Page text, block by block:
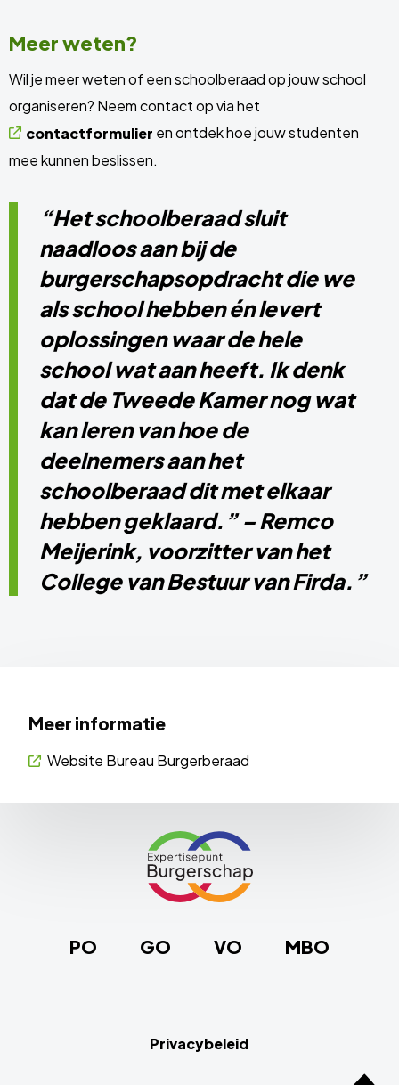
Meer weten?
Wil je meer weten of een schoolberaad op jouw school
organiseren? Neem contact op via het
contactformulier en ontdek hoe jouw studenten
mee kunnen beslissen.
“Het schoolberaad sluit
naadloos aan bij de
burgerschapsopdracht die we
als school hebben én levert
oplossingen waar de hele
school wat aan heeft. Ik denk
dat de Tweede Kamer nog wat
kan leren van hoe de
deelnemers aan het
schoolberaad dit met elkaar
hebben geklaard.” – Remco
Meijerink, voorzitter van het
College van Bestuur van Firda.”
Meer informatie
Website Bureau Burgerberaad
PO GO VO MBO
Privacybeleid